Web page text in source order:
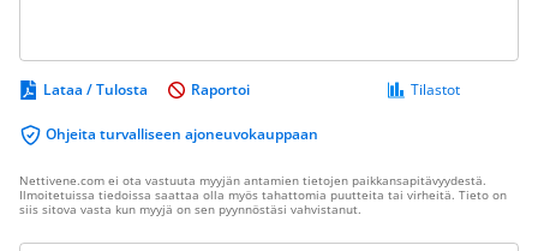
Lataa / Tulosta
Ohjeita turvalliseen ajoneuvokauppaan
Tilastot
Raportoi
Nettivene.com ei ota vastuuta myyjän antamien tietojen paikkansapitävyydestä.
Ilmoitetuissa tiedoissa saattaa olla myös tahattomia puutteita tai virheitä. Tieto on
siis sitova vasta kun myyjä on sen pyynnöstäsi vahvistanut.